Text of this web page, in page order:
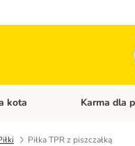
Karma dla kota
kota Otwórz
Karma dla
Piłka TPR z piszczałką